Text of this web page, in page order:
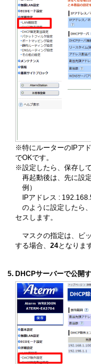
※特にルーターのIPア
でOKです。
※設定したら、保存し
再起動後は、先に設
例）
IPアドレス :
のように設定したら
セスします。
マスクの指定は、ビ
する場合、 24となりま
DHCPサーバーで公開